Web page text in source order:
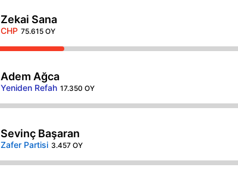
Zekai Sana
CHP 75.615 OY
Adem Ağca
Yeniden Refah 17.350 OY
Sevinç Başaran
Zafer Partisi 3.457 OY